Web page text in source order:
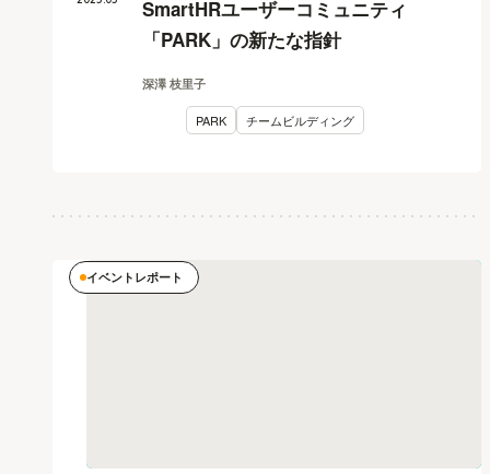
SmartHRユーザーコミュニティ
「PARK」の新たな指針
深澤 枝里子
PARK チームビルディング
イベントレポート